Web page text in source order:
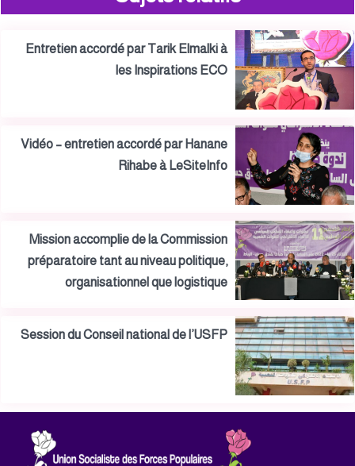
Entretien accordé par Tarik Elmalki à
les Inspirations ECO
Vidéo – entretien accordé par Hanane
Rihabe à LeSiteInfo
Mission accomplie de la Commission
préparatoire tant au niveau politique,
organisationnel que logistique
Session du Conseil national de l’USFP